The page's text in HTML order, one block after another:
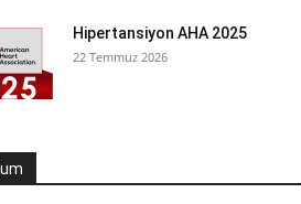
Hipertansiyon AHA 2025
22 Temmuz 2026